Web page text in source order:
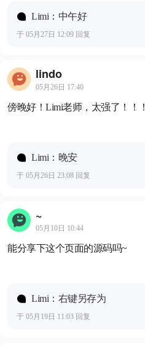
Limi：中午好
于 05月27日 12:09 回复
lindo
05月26日 17:40
傍晚好！Limi老师，太强了！！！
Limi：晚安
于 05月26日 23:08 回复
~
05月10日 10:44
能分享下这个页面的源码吗~
Limi：右键另存为
于 05月19日 11:03 回复